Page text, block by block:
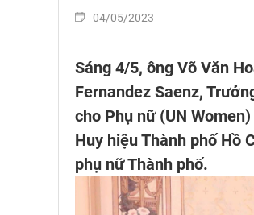
04/05/2023
Sáng 4/5, ông Võ Văn
Fernandez Saenz,
cho Phụ nữ (UN
Huy hiệu Thành phố Hồ
phụ nữ Thành phố.